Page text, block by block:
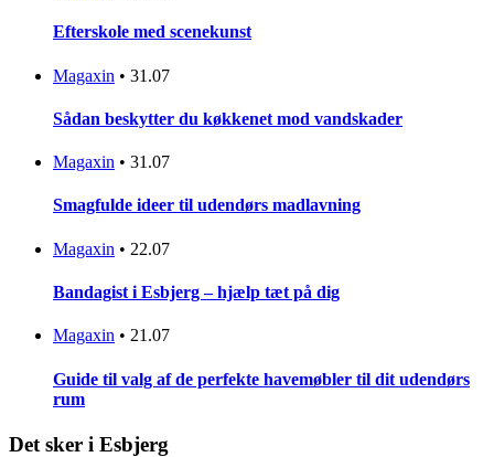
Efterskole med scenekunst
Magaxin • 31.07
Sådan beskytter du køkkenet mod vandskader
Magaxin • 31.07
Smagfulde ideer til udendørs madlavning
Magaxin • 22.07
Bandagist i Esbjerg – hjælp tæt på dig
Magaxin • 21.07
Guide til valg af de perfekte havemøbler til dit udendørs
rum
Det sker i Esbjerg